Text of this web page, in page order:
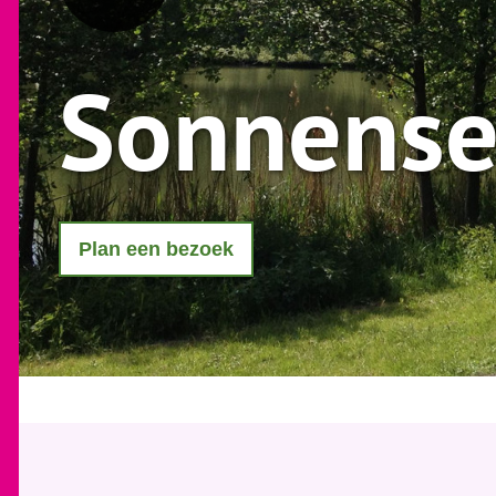
Plan een bezoek